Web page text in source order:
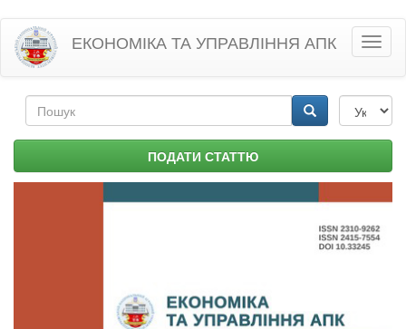
Перейти
основного
матеріалу
ЕКОНОМІКА ТА УПРАВЛІННЯ АПК
Пошукова
форма ПОДАТИ СТАТТЮ